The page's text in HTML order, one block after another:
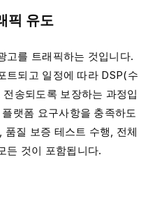
픽 유도
고를 트래픽하는 것입니다.
트되고 일정에 따라 DSP(수
전송되도록 보장하는 과정입
랫폼 요구사항을 충족하도
품질 보증 테스트 수행, 전체
든 것이 포함됩니다.